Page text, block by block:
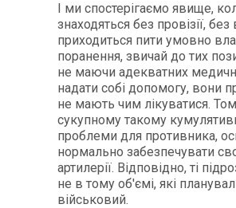
І ми спостерігаємо явище,
знаходяться без провізії,
приходиться пити умовно
поранення, звичай до тих
не маючи адекватних
надати собі допомогу, вони
не мають чим лікуватися.
сукупному такому
проблеми для противника,
нормально забезпечувати
артилерії. Відповідно, ті
не в тому об'ємі, які
військовий.